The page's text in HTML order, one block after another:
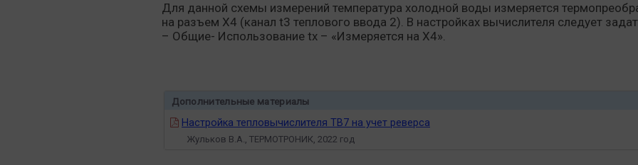
Для данной схемы измерений температура холодной воды измеряется
на разъем Х4 (канал t3 теплового ввода 2). В настройках вычислителя следует
– Общие- Использование tx – «Измеряется на Х4».
Дополнительные материалы
Настройка тепловычислителя ТВ7 на учет реверса
Жульков В.А., ТЕРМОТРОНИК, 2022 год